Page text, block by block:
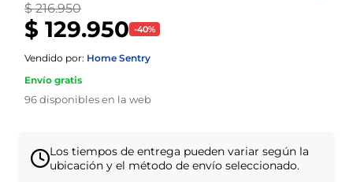
$ 216.950
$ 129.950 -40%
Vendido por: Home Sentry
Envío gratis
96disponibles en la web
Los tiempos de entrega pueden variar según la
ubicación y el método de envío seleccionado.